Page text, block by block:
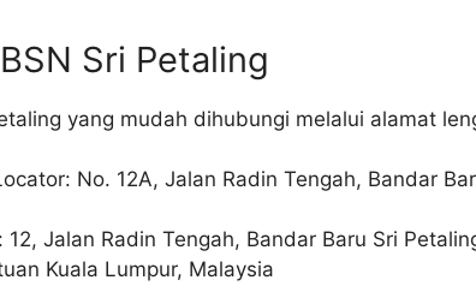
Sri Petaling
yang mudah dihubungi melalui alamat
No. 12A, Jalan Radin Tengah, Bandar
Jalan Radin Tengah, Bandar Baru Sri
Kuala Lumpur, Malaysia